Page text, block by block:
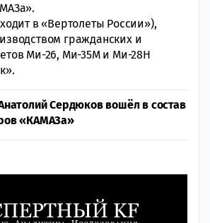
в «Вертолеты России»),
гражданских и
Ми-26, Ми-35М и Ми-28Н
Сердюков вошёл в состав
«КАМАЗа»